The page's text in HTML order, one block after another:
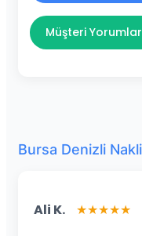
Müşteri
Bursa Denizli
Ali K. ★★★★★